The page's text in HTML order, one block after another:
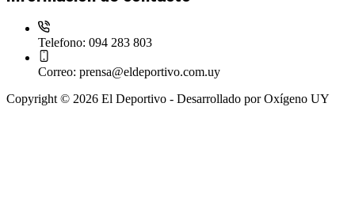
Telefono: 094 283 803
Correo: prensa@eldeportivo.com.uy
Copyright © 2026 El Deportivo - Desarrollado por Oxígeno UY